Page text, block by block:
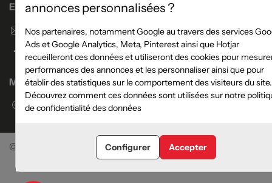
Enseigne Atlas Home
Envoyer un email
Magasins
Voir la liste des magasins
©Meubles Atlas / Atlas NewcoTous droits réservés
annonces personnalisées ?
Nos partenaires, notamment Google au travers des services
Ads et Google Analytics, Meta, Pinterest ainsi que Hotjar
recueilleront ces données et utiliseront des cookies pour
performances des annonces et les personnaliser ainsi que pour
établir des statistiques sur le comportement des visiteurs du site.
Découvrez comment ces données sont utilisées sur notre
de confidentialité des données
Configurer Accepter